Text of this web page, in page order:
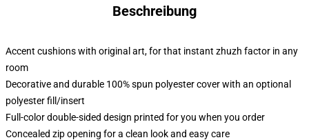
Beschreibung
Accent cushions with original art, for that instant zhuzh factor in any
room
Decorative and durable 100% spun polyester cover with an optional
polyester fill/insert
Full-color double-sided design printed for you when you order
Concealed zip opening for a clean look and easy care